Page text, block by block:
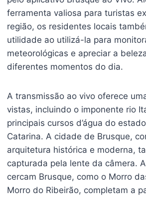
ferramenta valiosa para turistas
região, os residentes locais
utilidade ao utilizá-la para
meteorológicas e apreciar a
diferentes momentos do dia.
A transmissão ao vivo oferece
vistas, incluindo o imponente rio
principais cursos d’água do
Catarina. A cidade de Brusque,
arquitetura histórica e moderna,
capturada pela lente da câmera.
cercam Brusque, como o Morro
Morro do Ribeirão, completam a